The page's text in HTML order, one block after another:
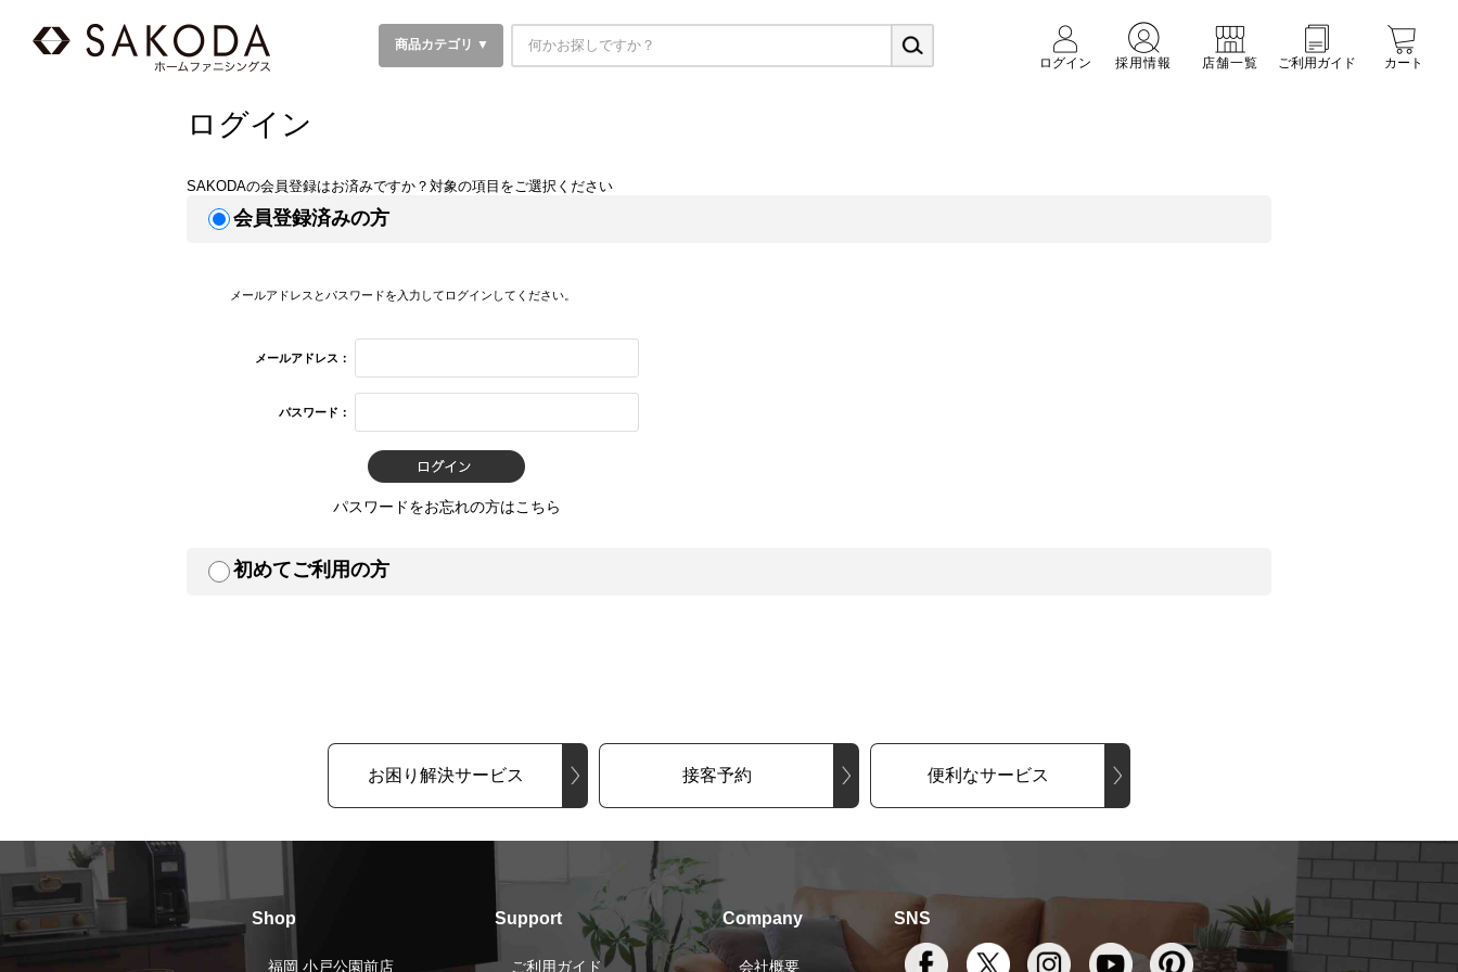
商品カテゴリ ▼
ログイン
採用情報 店舗一覧 ご利用ガイド カート
ログイン
SAKODAの会員登録はお済みですか？対象の項目をご選択ください
会員登録済みの方
メールアドレスとパスワードを入力してログインしてください。
メールアドレス：
パスワード：
パスワードをお忘れの方はこちら
初めてご利用の方
お困り解決サービス 接客予約 便利なサービス
Shop
福岡 小戸公園前店
Support
ご利用ガイド
Company
会社概要
SNS